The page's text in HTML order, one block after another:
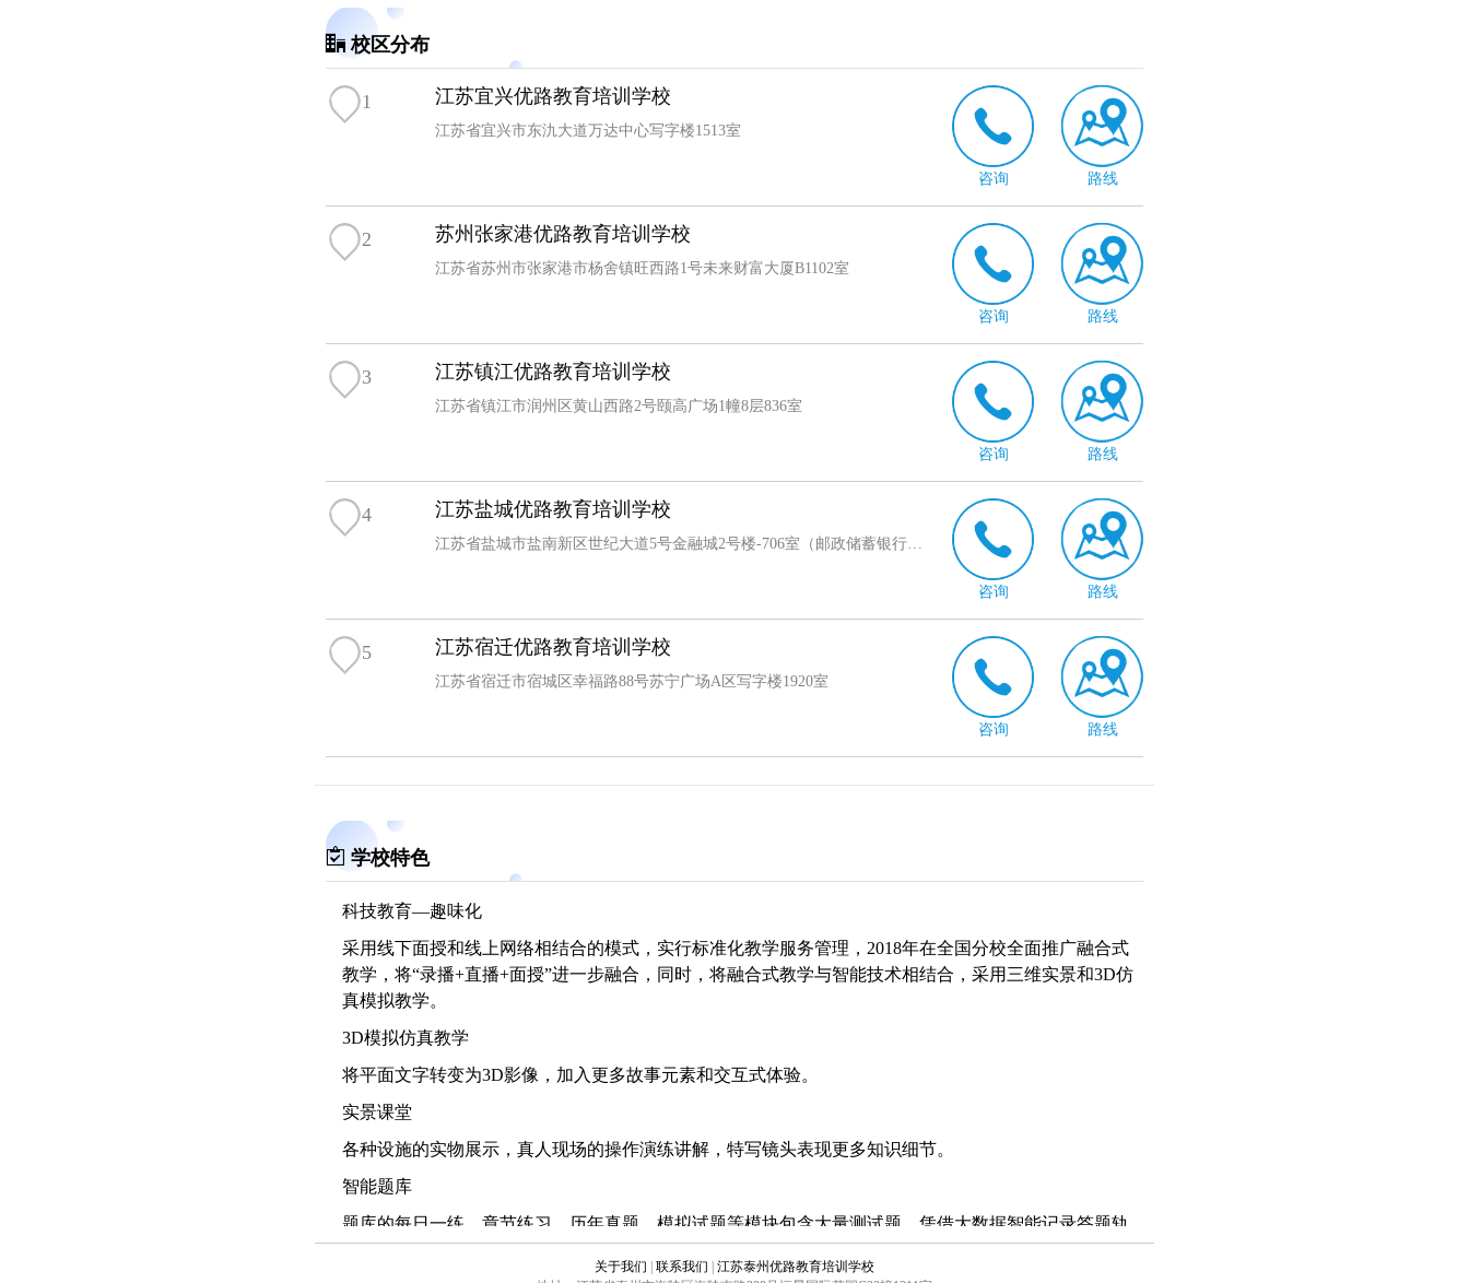
校区分布
1 江苏宜兴优路教育培训学校
江苏省宜兴市东氿大道万达中心写字楼1513室
咨询 路线
2 苏州张家港优路教育培训学校
江苏省苏州市张家港市杨舍镇旺西路1号未来财富大厦B1102室
咨询 路线
3 江苏镇江优路教育培训学校
江苏省镇江市润州区黄山西路2号颐高广场1幢8层836室
咨询 路线
4 江苏盐城优路教育培训学校
江苏省盐城市盐南新区世纪大道5号金融城2号楼-706室（邮政储蓄银行楼上）
咨询 路线
5 江苏宿迁优路教育培训学校
江苏省宿迁市宿城区幸福路88号苏宁广场A区写字楼1920室
咨询 路线
学校特色
科技教育—趣味化
采用线下面授和线上网络相结合的模式，实行标准化教学服务管理，2018年在全国分校全面推广融合式
教学，将“录播+直播+面授”进一步融合，同时，将融合式教学与智能技术相结合，采用三维实景和3D仿
真模拟教学。
3D模拟仿真教学
将平面文字转变为3D影像，加入更多故事元素和交互式体验。
实景课堂
各种设施的实物展示，真人现场的操作演练讲解，特写镜头表现更多知识细节。
智能题库
题库的每日一练、章节练习、历年真题、模拟试题等模块包含大量测试题，凭借大数据智能记录答题轨
迹，收集错题，检索知识点，依据学员做题记录自动生成测评报告。
关于我们 联系我们
江苏泰州优路教育培训学校